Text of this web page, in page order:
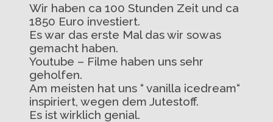
Wir haben ca 100 Stunden Zeit und ca
1850 Euro investiert.
Es war das erste Mal das wir sowas
gemacht haben.
Youtube – Filme haben uns sehr
geholfen.
Am meisten hat uns “ vanilla icedream“
inspiriert, wegen dem Jutestoff.
Es ist wirklich genial.